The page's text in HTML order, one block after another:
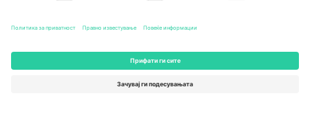
Newark, Delaware 19713, United
States
Engelberg, Switzerland